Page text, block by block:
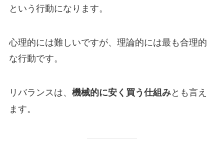
という行動になります。
心理的には難しいですが、理論的には最も合理的
な行動です。
リバランスは、 機械的に安く買う仕組みとも言え
ます。